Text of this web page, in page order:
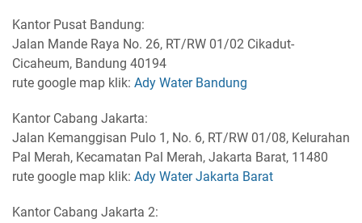
Kantor Pusat Bandung:
Jalan Mande Raya No. 26, RT/RW 01/02 Cikadut-
Cicaheum, Bandung 40194
rute google map klik: Ady Water Bandung
Kantor Cabang Jakarta:
Jalan Kemanggisan Pulo 1, No. 6, RT/RW 01/08, Kelurahan
Pal Merah, Kecamatan Pal Merah, Jakarta Barat, 11480
rute google map klik: Ady Water Jakarta Barat
Kantor Cabang Jakarta 2: